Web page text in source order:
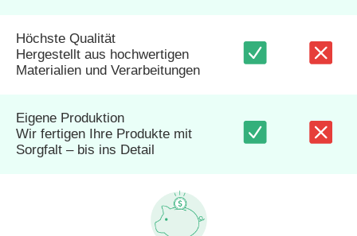
Höchste Qualität
Hergestellt aus hochwertigen
Materialien und Verarbeitungen
Eigene Produktion
Wir fertigen Ihre Produkte mit
Sorgfalt – bis ins Detail